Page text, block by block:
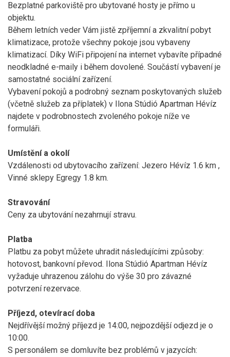
Bezplatné parkoviště pro ubytované hosty je přímo u
objektu.
Během letních veder Vám jistě zpříjemní a zkvalitní pobyt
klimatizace, protože všechny pokoje jsou vybaveny
klimatizací. Díky WiFi připojení na internet vybavíte případné
neodkladné e-maily i během dovolené. Součástí vybavení je
samostatné sociální zařízení.
Vybavení pokojů a podrobný seznam poskytovaných služeb
(včetně služeb za příplatek) v Ilona Stúdió Apartman Hévíz
najdete v podrobnostech zvoleného pokoje níže ve
formuláři.
Umístění a okolí
Vzdálenosti od ubytovacího zařízení: Jezero Hévíz 1.6 km ,
Vinné sklepy Egregy 1.8 km.
Stravování
Ceny za ubytování nezahrnují stravu.
Platba
Platbu za pobyt můžete uhradit následujícími způsoby:
hotovost, bankovní převod. Ilona Stúdió Apartman Hévíz
vyžaduje uhrazenou zálohu do výše 30 pro závazné
potvrzení rezervace.
Příjezd, otevírací doba
Nejdřívější možný příjezd je 14:00, nejpozdější odjezd je o
10:00.
S personálem se domluvíte bez problémů v jazycích: